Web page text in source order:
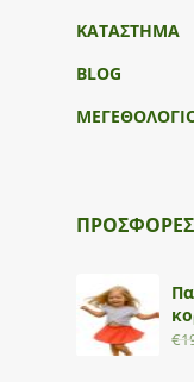
ΚΑΤΑΣΤΗΜΑ
BLOG
ΠΡΟΣΦΟΡΕΣ
€